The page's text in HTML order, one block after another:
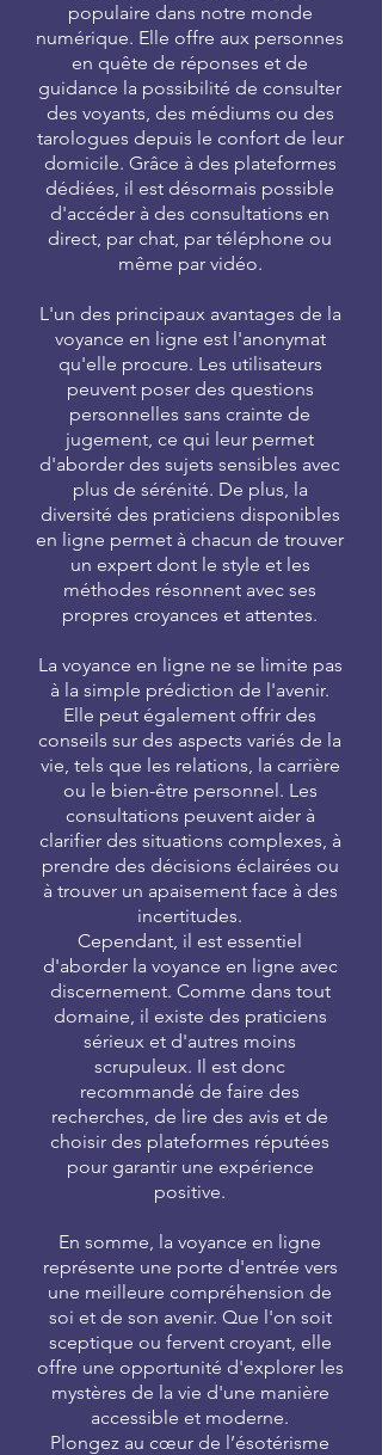
populaire dans notre monde
numérique. Elle offre aux personnes
en quête de réponses et de
guidance la possibilité de consulter
des voyants, des médiums ou des
tarologues depuis le confort de leur
domicile. Grâce à des plateformes
dédiées, il est désormais possible
d'accéder à des consultations en
direct, par chat, par téléphone ou
même par vidéo.
L'un des principaux avantages de la
voyance en ligne est l'anonymat
qu'elle procure. Les utilisateurs
peuvent poser des questions
personnelles sans crainte de
jugement, ce qui leur permet
d'aborder des sujets sensibles avec
plus de sérénité. De plus, la
diversité des praticiens disponibles
en ligne permet à chacun de trouver
un expert dont le style et les
méthodes résonnent avec ses
propres croyances et attentes.
La voyance en ligne ne se limite pas
à la simple prédiction de l'avenir.
Elle peut également offrir des
conseils sur des aspects variés de la
vie, tels que les relations, la carrière
ou le bien-être personnel. Les
consultations peuvent aider à
clarifier des situations complexes, à
prendre des décisions éclairées ou
à trouver un apaisement face à des
incertitudes.
Cependant, il est essentiel
d'aborder la voyance en ligne avec
discernement. Comme dans tout
domaine, il existe des praticiens
sérieux et d'autres moins
scrupuleux. Il est donc
recommandé de faire des
recherches, de lire des avis et de
choisir des plateformes réputées
pour garantir une expérience
positive.
En somme, la voyance en ligne
représente une porte d'entrée vers
une meilleure compréhension de
soi et de son avenir. Que l'on soit
sceptique ou fervent croyant, elle
offre une opportunité d'explorer les
mystères de la vie d'une manière
accessible et moderne.
Plongez au cœur de l’ésotérisme